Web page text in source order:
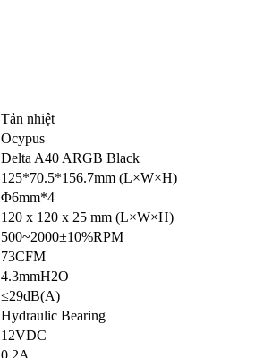
Tản nhiệt
Ocypus
Delta A40 ARGB Black
125*70.5*156.7mm (L×W×H)
Φ6mm*4
120 x 120 x 25 mm (L×W×H)
500~2000±10%RPM
73CFM
4.3mmH2O
≤29dB(A)
Hydraulic Bearing
12VDC
0.2A